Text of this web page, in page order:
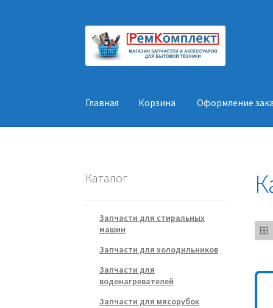
Перейти
навигации
Перейти
содержимому
Главная Корзина Оформление
Каталог
Запчасти для стиральных
машин
Запчасти для холодильников
Запчасти для
водонагревателей
Запчасти для мясорубок